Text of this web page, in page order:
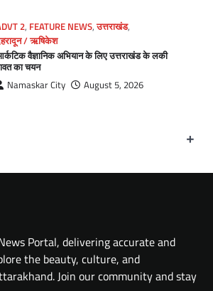
2, FEATURE NEWS,उत्तराखंड,
/ ऋषिकेश
वैज्ञानिक अभियान के लिए उत्तराखंड के लकी
का चयन
Namaskar City August 5, 2026
+
Portal, delivering accurate and
the beauty, culture, and
Join our community and stay